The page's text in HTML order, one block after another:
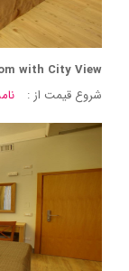
with City View
شروع قیمت از :